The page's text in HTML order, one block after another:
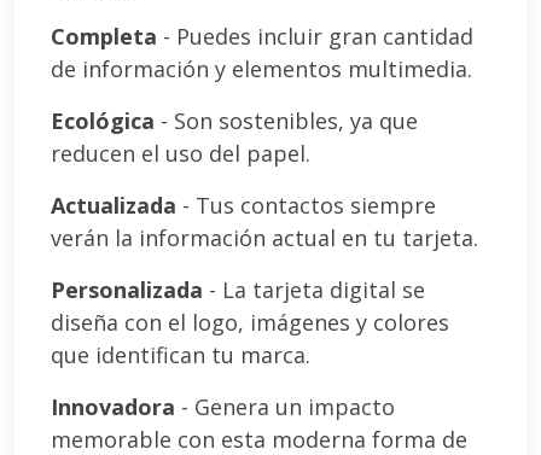
Completa - Puedes incluir gran cantidad
de información y elementos multimedia.
Ecológica - Son sostenibles, ya que
reducen el uso del papel.
Actualizada - Tus contactos siempre
verán la información actual en tu tarjeta.
Personalizada - La tarjeta digital se
diseña con el logo, imágenes y colores
que identifican tu marca.
Innovadora - Genera un impacto
memorable con esta moderna forma de